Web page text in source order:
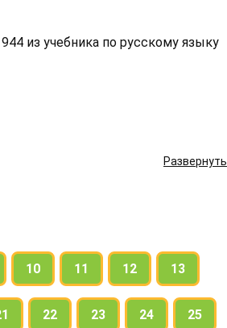
Развернуть
из учебника по русскому языку
10 11 12 13
22 23 24 25